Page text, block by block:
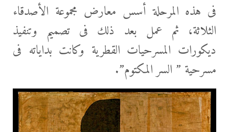
فى هذه المرحلة أسس معارض مجموعة الأصدقاء
الثلاثة، ثم عمل بعد ذلك فى تصميم وتنفيذ
ديكورات المسرحيات القطرية وكانت بداياته فى
مسرحية ” السر المكتوم”.